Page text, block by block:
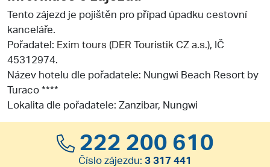
Tento zájezd je pojištěn pro případ úpadku cestovní
kanceláře.
Pořadatel: Exim tours (DER Touristik CZ a.s.), IČ
45312974.
Název hotelu dle pořadatele: Nungwi Beach Resort by
Turaco ****
Lokalita dle pořadatele: Zanzibar, Nungwi
222 200 610
Číslo zájezdu: 3 317 441